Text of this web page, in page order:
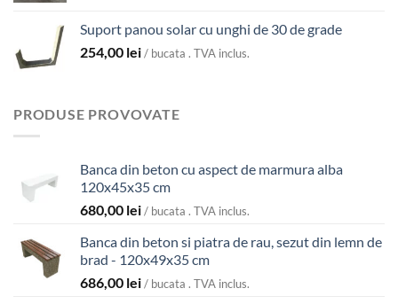
Suport panou solar cu unghi de 30 de grade
254,00 lei/ bucata . TVA inclus.
PRODUSE PROVOVATE
Banca din beton cu aspect de marmura alba
120x45x35 cm
680,00 lei/ bucata . TVA inclus.
Banca din beton si piatra de rau, sezut din lemn de
brad - 120x49x35 cm
686,00 lei/ bucata . TVA inclus.